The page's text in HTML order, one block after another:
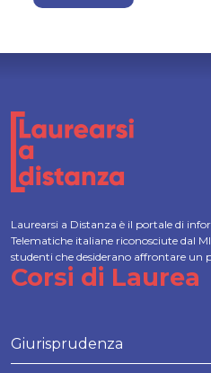
Laurearsi a Distanza è il portale di
Telematiche italiane riconosciute dal
studenti che desiderano affrontare un
Corsi di Laurea
Giurisprudenza